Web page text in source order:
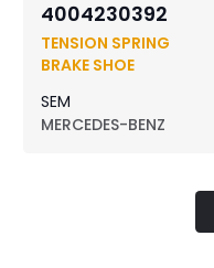
4004230392
TENSION SPRING
BRAKE SHOE
SEM
MERCEDES-BENZ